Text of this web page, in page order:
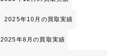
2025年10月の買取実績
2025年8月の買取実績